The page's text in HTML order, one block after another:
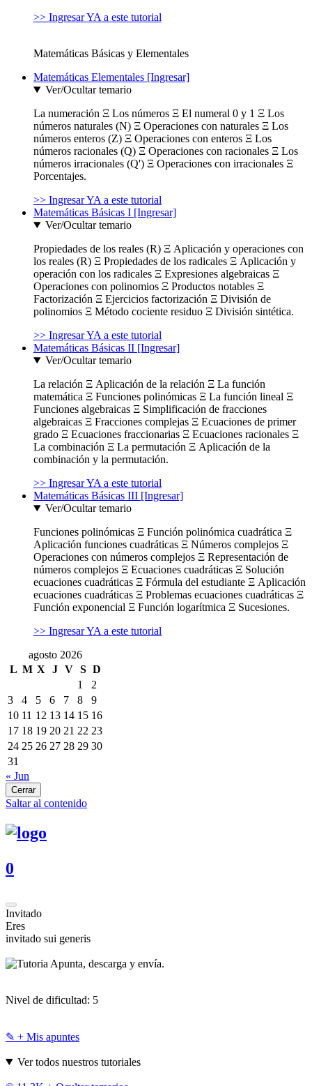
>> Ingresar YA a este tutorial
Matemáticas Básicas y Elementales
Matemáticas Elementales [Ingresar]
Ver/Ocultar temario
La numeración Ξ Los números Ξ El numeral 0 y 1 Ξ Los
números naturales (N) Ξ Operaciones con naturales Ξ Los
números enteros (Z) Ξ Operaciones con enteros Ξ Los
números racionales (Q) Ξ Operaciones con racionales Ξ Los
números irracionales (Q') Ξ Operaciones con irracionales Ξ
Porcentajes.
>> Ingresar YA a este tutorial
Matemáticas Básicas I [Ingresar]
Ver/Ocultar temario
Propiedades de los reales (R) Ξ Aplicación y operaciones con
los reales (R) Ξ Propiedades de los radicales Ξ Aplicación y
operación con los radicales Ξ Expresiones algebraicas Ξ
Operaciones con polinomios Ξ Productos notables Ξ
Factorización Ξ Ejercicios factorización Ξ División de
polinomios Ξ Método cociente residuo Ξ División sintética.
>> Ingresar YA a este tutorial
Matemáticas Básicas II [Ingresar]
Ver/Ocultar temario
La relación Ξ Aplicación de la relación Ξ La función
matemática Ξ Funciones polinómicas Ξ La función lineal Ξ
Funciones algebraicas Ξ Simplificación de fracciones
algebraicas Ξ Fracciones complejas Ξ Ecuaciones de primer
grado Ξ Ecuaciones fraccionarias Ξ Ecuaciones racionales Ξ
La combinación Ξ La permutación Ξ Aplicación de la
combinación y la permutación.
>> Ingresar YA a este tutorial
Matemáticas Básicas III [Ingresar]
Ver/Ocultar temario
Funciones polinómicas Ξ Función polinómica cuadrática Ξ
Aplicación funciones cuadráticas Ξ Números complejos Ξ
Operaciones con números complejos Ξ Representación de
números complejos Ξ Ecuaciones cuadráticas Ξ Solución
ecuaciones cuadráticas Ξ Fórmula del estudiante Ξ Aplicación
ecuaciones cuadráticas Ξ Problemas ecuaciones cuadráticas Ξ
Función exponencial Ξ Función logarítmica Ξ Sucesiones.
>> Ingresar YA a este tutorial
agosto 2026
L M X J V S D
1
2
3
4 5 6 7 8
9
10 11 12 13 14 15 16
17 18 19 20 21 22 23
24 25 26 27 28 29 30
31
« Jun
Cerrar
Saltar al contenido
0
Invitado
Eres
invitado sui generis
Apunta, descarga y envía.
Nivel de dificultad: 5
✎ + Mis apuntes
Ver todos nuestros tutoriales